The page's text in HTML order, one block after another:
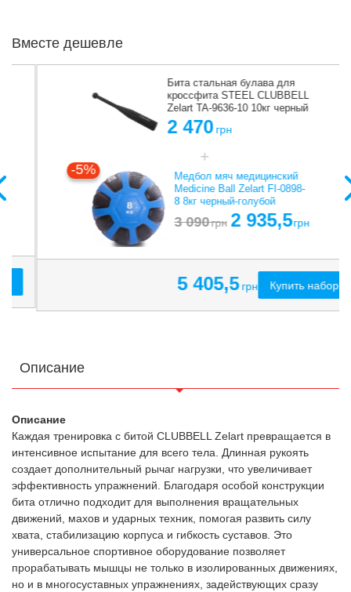
Вместе дешевле
Бита стальная булава для
кроссфита STEEL CLUBBELL
Zelart TA-9636-10 10кг черный
2 470грн
-5%
Медбол мяч медицинский
Medicine Ball Zelart FI-0898-
8 8кг черный-голубой
3 090грн 2 935,5грн
5 405,5грн Купить набор
Описание
Описание
Каждая тренировка с битой CLUBBELL Zelart превращается в
интенсивное испытание для всего тела. Длинная рукоять
создает дополнительный рычаг нагрузки, что увеличивает
эффективность упражнений. Благодаря особой конструкции
бита отлично подходит для выполнения вращательных
движений, махов и ударных техник, помогая развить силу
хвата, стабилизацию корпуса и гибкость суставов. Это
универсальное спортивное оборудование позволяет
прорабатывать мышцы не только в изолированных движениях,
но и в многосуставных упражнениях, задействующих сразу